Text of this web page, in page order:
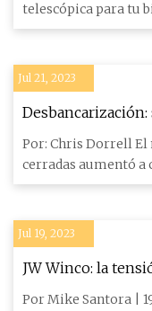
telescópica para tu
desafío.
Jul 21, 2023
de cuentas desde
Por: Chris Dorrell El
cerradas aumentó a
que los bancos
Jul 19, 2023
JW Winco: la
Por Mike Santora | 19 de mayo de 2023 El especialista en